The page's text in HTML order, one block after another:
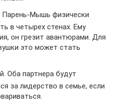
Парень-Мышь физически
в четырех стенах. Ему
он грезит авантюрами. Для
это может стать
Оба партнера будут
за лидерство в семье, если